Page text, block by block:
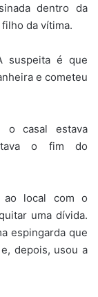
dentro da
da vítima.
suspeita é que
e cometeu
o casal estava
o fim do
ao local com o
uma dívida.
espingarda que
depois, usou a